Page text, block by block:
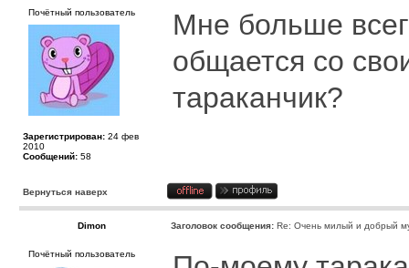
Почётный пользователь
Зарегистрирован: 24 фев
2010
Сообщений: 58
Мне больше
общается со
тараканчик?
Вернуться наверх
Dimon Заголовок сообщения: Re: Очень милый и добрый
Почётный пользователь